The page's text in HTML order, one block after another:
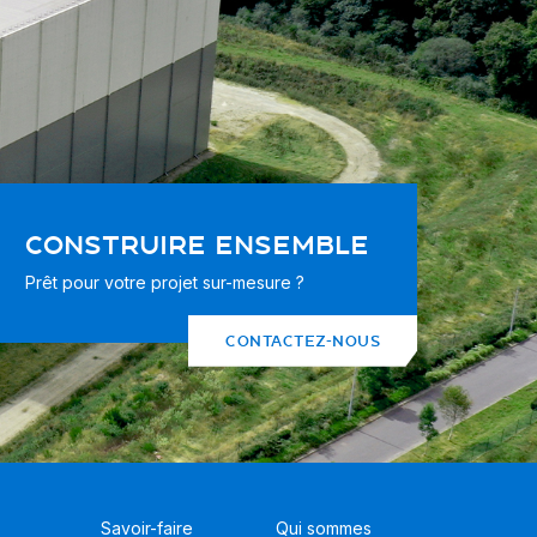
CONSTRUIRE ENSEMBLE
Prêt pour votre projet sur-mesure ?
CONTACTEZ-NOUS
Savoir-faire Qui sommes